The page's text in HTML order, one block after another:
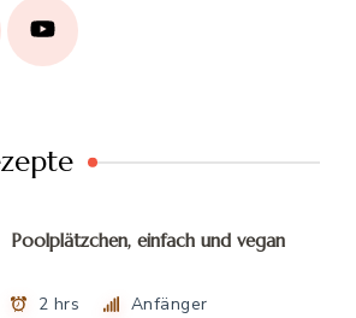
Poolplätzchen, einfach und vegan
2 hrs Anfänger